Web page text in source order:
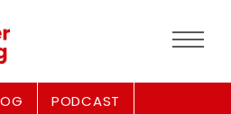
PODCAST